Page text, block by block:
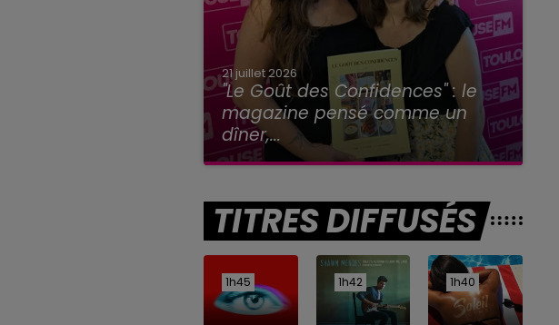
21 juillet 2026
"Le Goût des Confidences" : le
magazine pensé comme un
dîner,...
TITRES DIFFUSÉS
1h45
1h45 1h42
1h42 1h40
1h40